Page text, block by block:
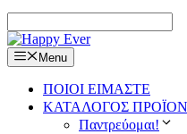
Menu
ΠΟΙΟΙ ΕΙΜΑΣΤΕ
ΚΑΤΑΛΟΓΟΣ
Παντρεύομαι!